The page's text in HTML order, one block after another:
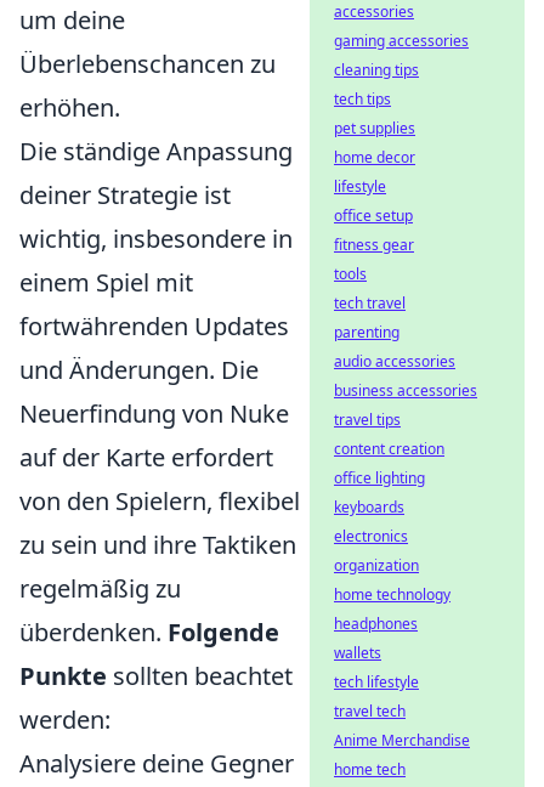
um deine
Überlebenschancen zu
erhöhen.
Die ständige Anpassung
deiner Strategie ist
wichtig, insbesondere in
einem Spiel mit
fortwährenden Updates
und Änderungen. Die
Neuerfindung von Nuke
auf der Karte erfordert
von den Spielern, flexibel
zu sein und ihre Taktiken
regelmäßig zu
überdenken. Folgende
Punkte sollten beachtet
werden:
Analysiere deine Gegner
accessories
gaming accessories
cleaning tips
tech tips
pet supplies
home decor
lifestyle
office setup
fitness gear
tools
tech travel
parenting
audio accessories
business accessories
travel tips
content creation
office lighting
keyboards
electronics
organization
home technology
headphones
wallets
tech lifestyle
travel tech
Anime Merchandise
home tech